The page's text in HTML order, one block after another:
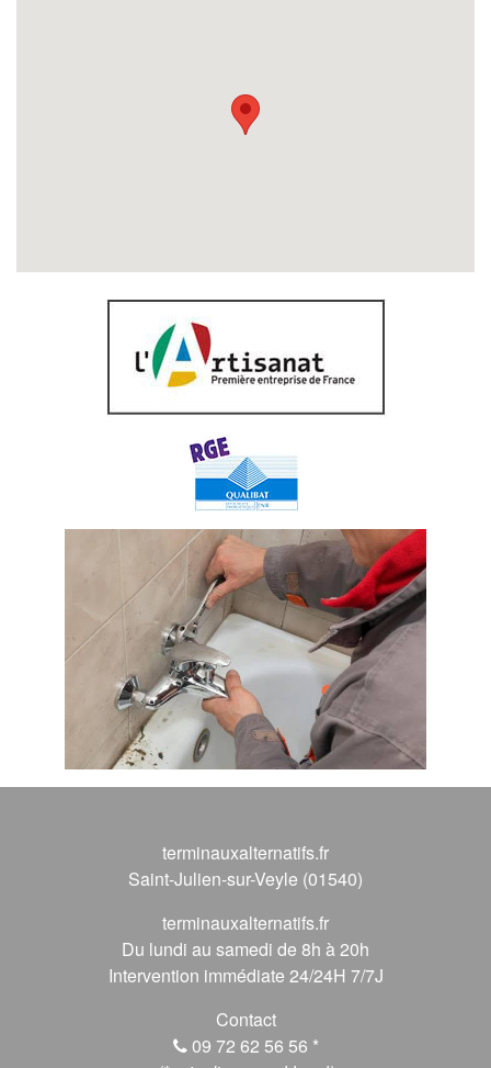
terminauxalternatifs.fr
Saint-Julien-sur-Veyle (01540)
terminauxalternatifs.fr
Du lundi au samedi de 8h à 20h
Intervention immédiate 24/24H 7/7J
Contact
09 72 62 56 56 *